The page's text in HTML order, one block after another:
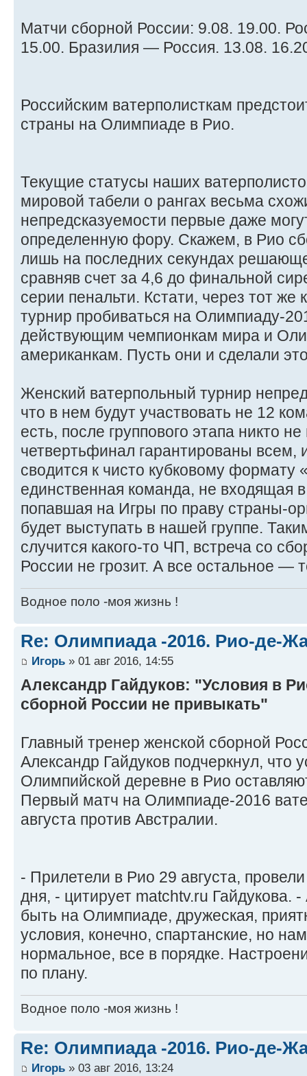
Матчи сборной России: 9.08. 19.00.
15.00. Бразилия — Россия. 13.08.
Российским ватерполисткам
страны на Олимпиаде в Рио.
Текущие статусы наших
мировой табели о рангах весьма
непредсказуемости первые даже
определенную фору. Скажем, в Рио
лишь на последних секундах
сравняв счет за 4,6 до финальной
серии пенальти. Кстати, через тот
турнир пробиваться на Олимпиаду-
действующим чемпионкам мира и
американкам. Пусть они и сделали
Женский ватерпольный турнир
что в нем будут участвовать не 12
есть, после группового этапа никто
четвертьфинал гарантированы всем,
сводится к чисто кубковому
единственная команда, не входящая
попавшая на Игры по праву страны-
будет выступать в нашей группе.
случится какого-то ЧП, встреча со
России не грозит. А все остальное
Водное поло -моя жизнь !
Re: Олимпиада -2016. Рио-де-
Игорь » 01 авг 2016, 14:55
Александр Гайдуков: "Условия в
сборной России не привыкать"
Главный тренер женской сборной
Александр Гайдуков подчеркнул, что
Олимпийской деревне в Рио
Первый матч на Олимпиаде-2016
августа против Австралии.
- Прилетели в Рио 29 августа,
дня, - цитирует matchtv.ru Гайдукова.
быть на Олимпиаде, дружеская,
условия, конечно, спартанские, но
нормальное, все в порядке.
по плану.
Водное поло -моя жизнь !
Re: Олимпиада -2016. Рио-де-
Игорь » 03 авг 2016, 13:24